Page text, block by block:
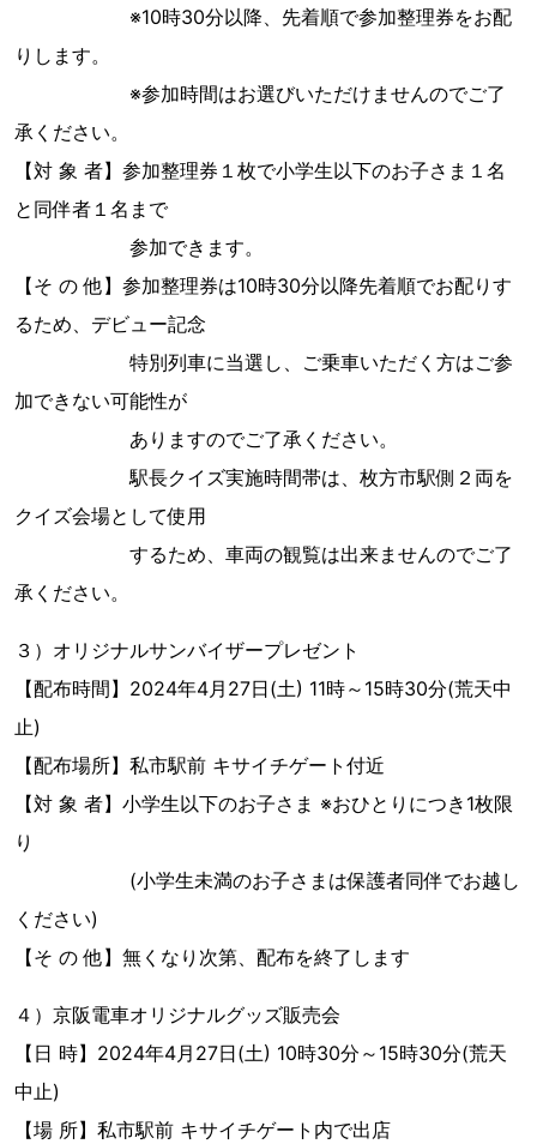
※10時30分以降、先着順で参加整理券をお配
りします。
※参加時間はお選びいただけませんのでご了
承ください。
【対 象 者】参加整理券１枚で小学生以下のお子さま１名
と同伴者１名まで
参加できます。
【そ の 他】参加整理券は10時30分以降先着順でお配りす
るため、デビュー記念
特別列車に当選し、ご乗車いただく方はご参
加できない可能性が
ありますのでご了承ください。
駅長クイズ実施時間帯は、枚方市駅側２両を
クイズ会場として使用
するため、車両の観覧は出来ませんのでご了
承ください。
３）オリジナルサンバイザープレゼント
【配布時間】2024年4月27日(土) 11時～15時30分(荒天中
止)
【配布場所】私市駅前 キサイチゲート付近
【対 象 者】小学生以下のお子さま ※おひとりにつき1枚限
り
(小学生未満のお子さまは保護者同伴でお越し
ください)
【そ の 他】無くなり次第、配布を終了します
４）京阪電車オリジナルグッズ販売会
【日 時】2024年4月27日(土) 10時30分～15時30分(荒天
中止)
【場 所】私市駅前 キサイチゲート内で出店